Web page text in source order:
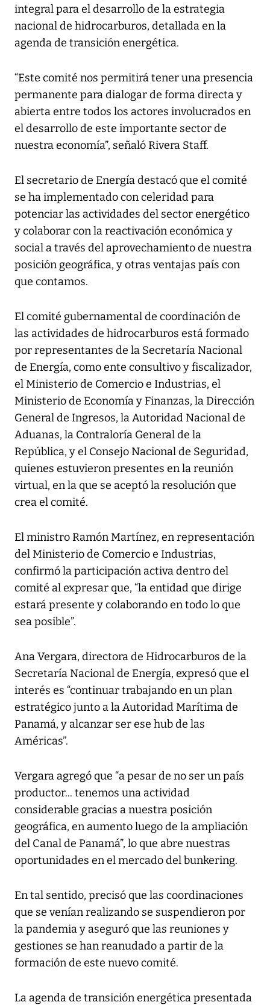
integral para el desarrollo de la estrategia
nacional de hidrocarburos, detallada en la
agenda de transición energética.
“Este comité nos permitirá tener una presencia
permanente para dialogar de forma directa y
abierta entre todos los actores involucrados en
el desarrollo de este importante sector de
nuestra economía”, señaló Rivera Staff.
El secretario de Energía destacó que el comité
se ha implementado con celeridad para
potenciar las actividades del sector energético
y colaborar con la reactivación económica y
social a través del aprovechamiento de nuestra
posición geográfica, y otras ventajas país con
que contamos.
El comité gubernamental de coordinación de
las actividades de hidrocarburos está formado
por representantes de la Secretaría Nacional
de Energía, como ente consultivo y fiscalizador,
el Ministerio de Comercio e Industrias, el
Ministerio de Economía y Finanzas, la Dirección
General de Ingresos, la Autoridad Nacional de
Aduanas, la Contraloría General de la
República, y el Consejo Nacional de Seguridad,
quienes estuvieron presentes en la reunión
virtual, en la que se aceptó la resolución que
crea el comité.
El ministro Ramón Martínez, en representación
del Ministerio de Comercio e Industrias,
confirmó la participación activa dentro del
comité al expresar que, “la entidad que dirige
estará presente y colaborando en todo lo que
sea posible”.
Ana Vergara, directora de Hidrocarburos de la
Secretaría Nacional de Energía, expresó que el
interés es “continuar trabajando en un plan
estratégico junto a la Autoridad Marítima de
Panamá, y alcanzar ser ese hub de las
Américas”.
Vergara agregó que “a pesar de no ser un país
productor... tenemos una actividad
considerable gracias a nuestra posición
geográfica, en aumento luego de la ampliación
del Canal de Panamá”, lo que abre nuestras
oportunidades en el mercado del bunkering.
En tal sentido, precisó que las coordinaciones
que se venían realizando se suspendieron por
la pandemia y aseguró que las reuniones y
gestiones se han reanudado a partir de la
formación de este nuevo comité.
La agenda de transición energética presentada